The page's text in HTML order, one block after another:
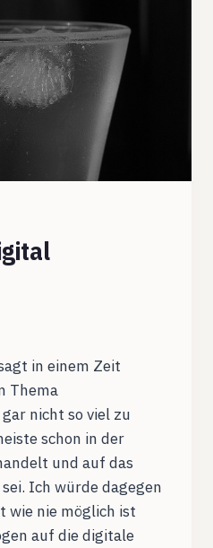
in einem Zeit
Thema
nicht so viel zu
schon in der
und auf das
Ich würde dagegen
wie nie möglich ist
auf die digitale